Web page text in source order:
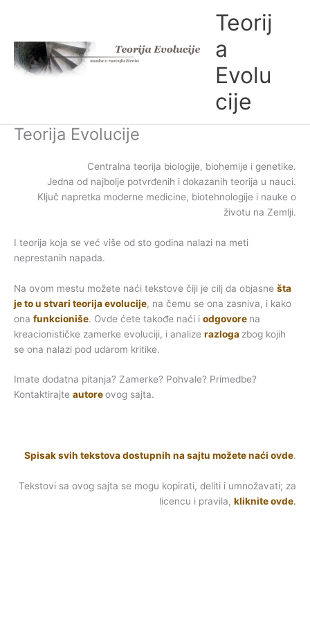
Teorij
a
Evolu
cije
Teorija Evolucije
Centralna teorija biologije, biohemije i genetike.
Jedna od najbolje potvrđenih i dokazanih teorija u nauci.
Ključ napretka moderne medicine, biotehnologije i nauke o
životu na Zemlji.
I teorija koja se već više od sto godina nalazi na meti
neprestanih napada.
Na ovom mestu možete naći tekstove čiji je cilj da objasne šta
je to u stvari teorija evolucije, na čemu se ona zasniva, i kako
ona funkcioniše. Ovde ćete takođe naći i odgovore na
kreacionističke zamerke evoluciji, i analize razloga zbog kojih
se ona nalazi pod udarom kritike.
Imate dodatna pitanja? Zamerke? Pohvale? Primedbe?
Kontaktirajte autoreovog sajta.
Spisak svih tekstova dostupnih na sajtu možete naći ovde.
Tekstovi sa ovog sajta se mogu kopirati, deliti i umnožavati; za
licencu i pravila, kliknite ovde.